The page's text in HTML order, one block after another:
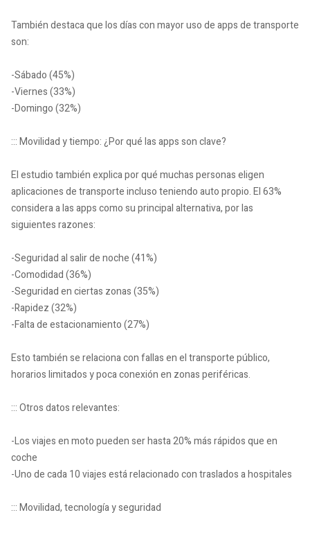
También destaca que los días con mayor uso de apps de transporte
son:
-Sábado (45%)
-Viernes (33%)
-Domingo (32%)
::: Movilidad y tiempo: ¿Por qué las apps son clave?
El estudio también explica por qué muchas personas eligen
aplicaciones de transporte incluso teniendo auto propio. El 63%
considera a las apps como su principal alternativa, por las
siguientes razones:
-Seguridad al salir de noche (41%)
-Comodidad (36%)
-Seguridad en ciertas zonas (35%)
-Rapidez (32%)
-Falta de estacionamiento (27%)
Esto también se relaciona con fallas en el transporte público,
horarios limitados y poca conexión en zonas periféricas.
::: Otros datos relevantes:
-Los viajes en moto pueden ser hasta 20% más rápidos que en
coche
-Uno de cada 10 viajes está relacionado con traslados a hospitales
::: Movilidad, tecnología y seguridad